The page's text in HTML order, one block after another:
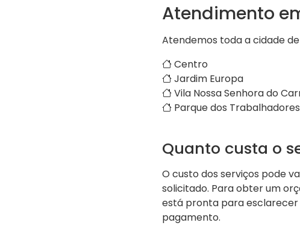
Atendimento
Atendemos toda a cidade
Centro
Jardim Europa
Vila Nossa Senhora do
Parque dos Trabalhadores
Quanto custa o
O custo dos serviços pode
solicitado. Para obter um
está pronta para esclarecer
pagamento.